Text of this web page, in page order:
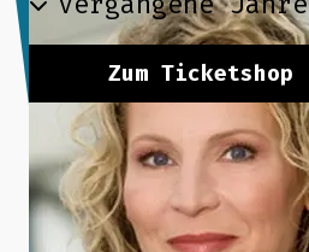
Zum Ticketshop